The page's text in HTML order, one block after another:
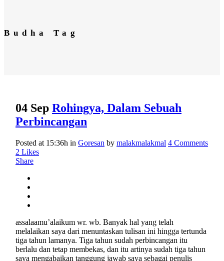
Budha Tag
04 Sep Rohingya, Dalam Sebuah
Perbincangan
Posted at 15:36h in Goresan by malakmalakmal 4 Comments
2 Likes
Share
assalaamu’alaikum wr. wb. Banyak hal yang telah
melalaikan saya dari menuntaskan tulisan ini hingga tertunda
tiga tahun lamanya. Tiga tahun sudah perbincangan itu
berlalu dan tetap membekas, dan itu artinya sudah tiga tahun
saya mengabaikan tanggung jawab saya sebagai penulis